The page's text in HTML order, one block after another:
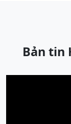
Bản tin